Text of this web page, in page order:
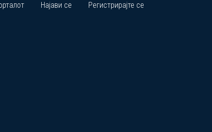
Најави се Регистрирајте се